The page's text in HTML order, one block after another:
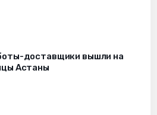
доставщики вышли на
Астаны